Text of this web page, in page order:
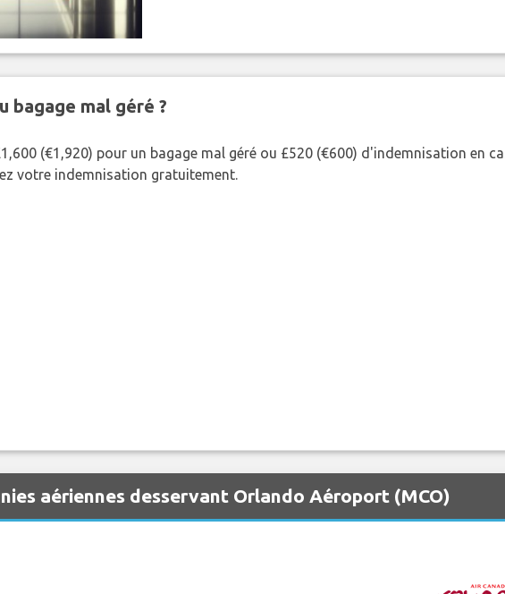
bagage mal géré ?
(€1,920) pour un bagage mal géré ou £520 (€600) d'indemnisation en
votre indemnisation gratuitement.
aériennes desservant Orlando Aéroport (MCO)